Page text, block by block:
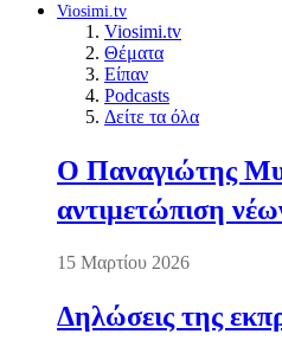
Viosimi.tv
Viosimi.tv
Θέματα
Είπαν
Podcasts
Δείτε τα όλα
Ο Παναγιώτης
αντιμετώπιση
15 Μαρτίου 2026
Δηλώσεις της